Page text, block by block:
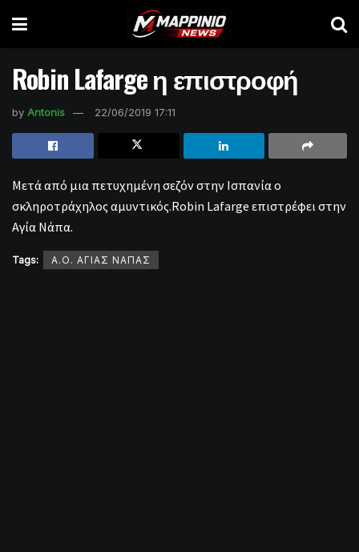
Robin Lafarge η επιστροφή
by Antonis 22/06/2019 17:11
Μετά από μια πετυχημένη σεζόν στην Ισπανία ο
σκληροτράχηλος αμυντικός.Robin Lafarge επιστρέφει στην
Αγία Νάπα.
Tags: Α.Ο. ΑΓΙΑΣ ΝΑΠΑΣ